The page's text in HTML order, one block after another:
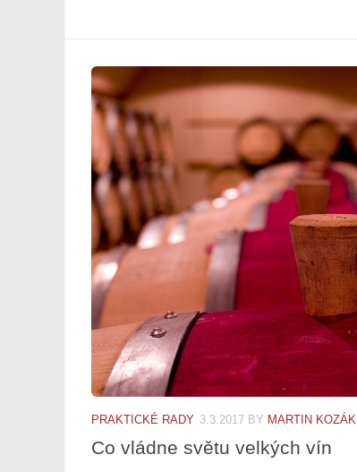
PRAKTICKÉ RADY 3.3.2017 BY MARTIN KOZÁK
Co vládne světu velkých vín